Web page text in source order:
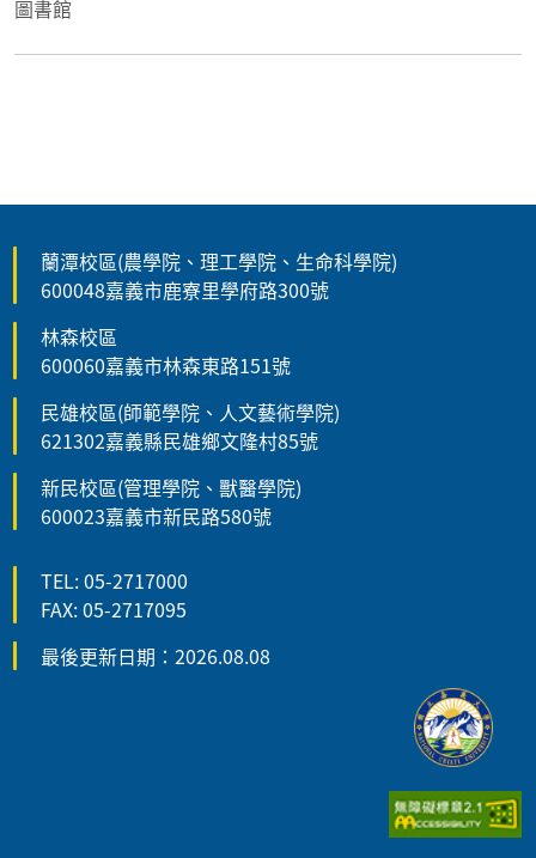
圖書館
蘭潭校區(農學院、理工學院、生命科學院)
600048嘉義市鹿寮里學府路300號
林森校區
600060嘉義市林森東路151號
民雄校區(師範學院、人文藝術學院)
621302嘉義縣民雄鄉文隆村85號
新民校區(管理學院、獸醫學院)
600023嘉義市新民路580號
TEL: 05-2717000
FAX: 05-2717095
最後更新日期：2026.08.08